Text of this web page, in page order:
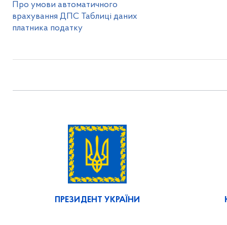
Про умови автоматичного
врахування ДПС Таблиці даних
платника податку
ПРЕЗИДЕНТ УКРАЇНИ